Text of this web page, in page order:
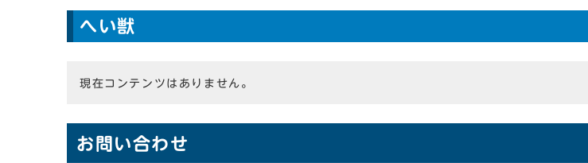
へい獣
現在コンテンツはありません。
お問い合わせ